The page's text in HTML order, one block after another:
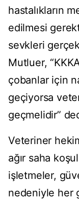
hastalıkların
edilmesi
sevkleri
Mutluer,
çobanlar için
geçiyorsa
geçmelidir”
Veteriner
ağır saha
işletmeler,
nedeniyle her